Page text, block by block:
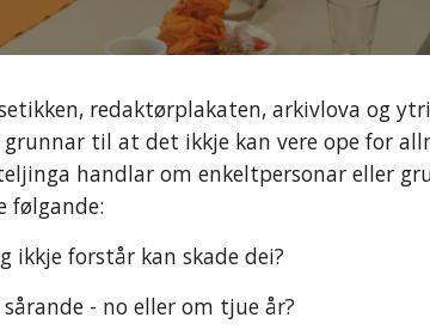
redaktørplakaten, arkivlova og
til at det ikkje kan vere ope for
handlar om enkeltpersonar eller
følgande:
forstår kan skade dei?
- no eller om tjue år?